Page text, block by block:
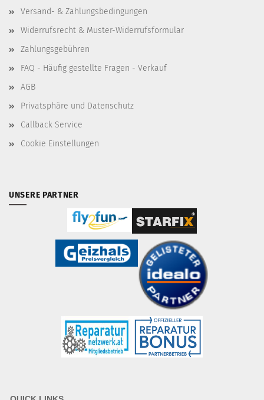
Versand- & Zahlungsbedingungen
Widerrufsrecht & Muster-Widerrufsformular
Zahlungsgebühren
FAQ - Häufig gestellte Fragen - Verkauf
AGB
Privatsphäre und Datenschutz
Callback Service
Cookie Einstellungen
UNSERE PARTNER